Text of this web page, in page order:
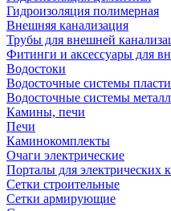
Гидроизоляция полимерная
Внешняя канализация
Трубы для внешней
Фитинги и аксессуары для
Водостоки
Водосточные системы
Водосточные системы
Камины, печи
Печи
Каминокомплекты
Очаги электрические
Порталы для электрических
Сетки строительные
Сетки армирующие